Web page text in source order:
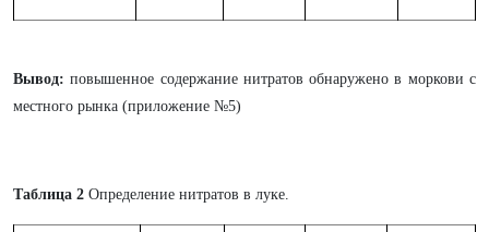
Вывод:повышенное содержание нитратов обнаружено в моркови с
местного рынка (приложение №5)
Таблица 2 Определение нитратов в луке.